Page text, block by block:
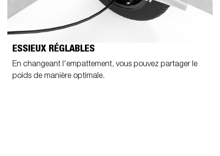
ESSIEUX RÉGLABLES
En changeant l'empattement, vous pouvez partager le
poids de manière optimale.